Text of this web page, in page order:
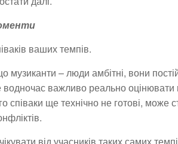
ваших темпів.
музиканти – люди амбітні, вони
важливо реально оцінювати
співаки ще технічно не готові, може